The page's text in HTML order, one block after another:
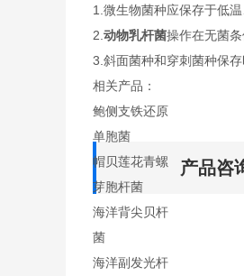
1.微生物菌种应保存于低
2. 动物乳杆菌操作在无菌
3.斜面菌种和穿刺菌种保
相关产品：
鲍侧支铁还原
单胞菌
帽贝莲花青螺
芽胞杆菌
海洋背尖贝杆
菌
海洋副发光杆
产品咨